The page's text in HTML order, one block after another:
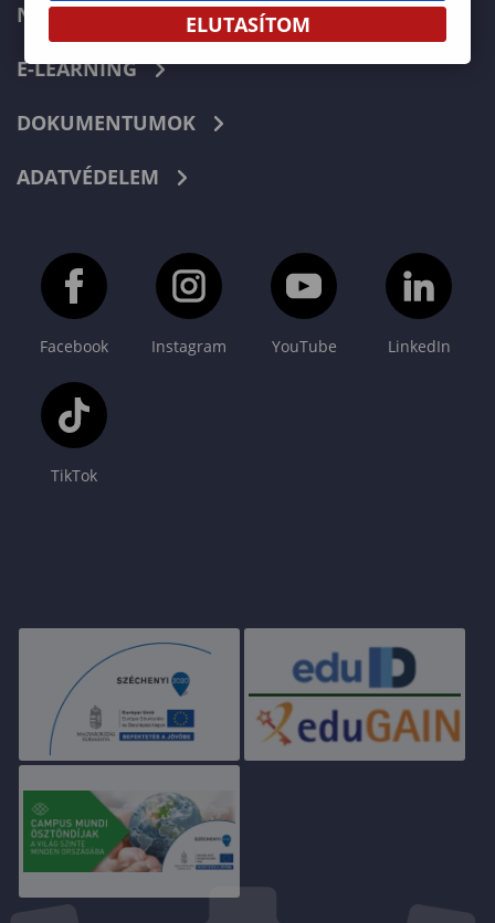
NEPTUN
E-LEARNING
DOKUMENTUMOK
ADATVÉDELEM
Facebook Instagram YouTube LinkedIn
TikTok
ELUTASÍTOM